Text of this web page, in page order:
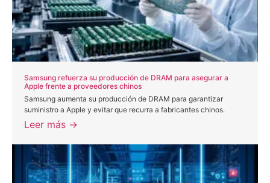
Samsung refuerza su producción de DRAM para asegurar a
Apple frente a proveedores chinos
Samsung aumenta su producción de DRAM para garantizar
suministro a Apple y evitar que recurra a fabricantes chinos.
Leer más →